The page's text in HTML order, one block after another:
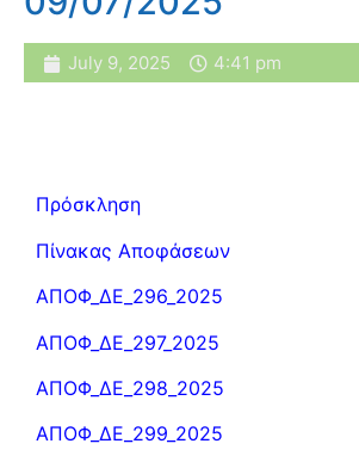
July 9, 2025 4:41 pm
Πρόσκληση
Πίνακας Αποφάσεων
ΑΠΟΦ_ΔΕ_296_2025
ΑΠΟΦ_ΔΕ_297_2025
ΑΠΟΦ_ΔΕ_298_2025
ΑΠΟΦ_ΔΕ_299_2025